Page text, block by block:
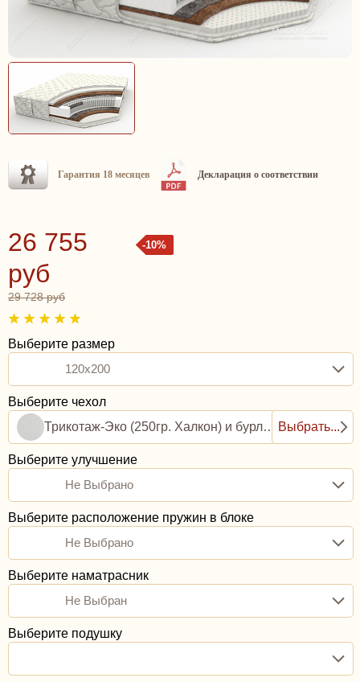
Гарантия 18 месяцев Декларация о соответствии
-10%
26 755
руб
29 728 руб
Выберите размер
120x200
Выберите чехол
Трикотаж-Эко (250гр. Халкон) и бурлет рогожка (0,8ППУ)
Выбрать...
Выберите улучшение
Не Выбрано
Выберите расположение пружин в блоке
Не Выбрано
Выберите наматрасник
Не Выбран
Выберите подушку